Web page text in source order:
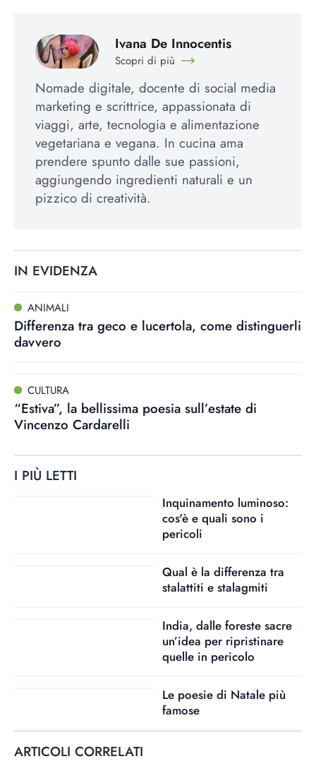
Ivana De Innocentis
Scopri di più
Nomade digitale, docente di social media
marketing e scrittrice, appassionata di
viaggi, arte, tecnologia e alimentazione
vegetariana e vegana. In cucina ama
prendere spunto dalle sue passioni,
aggiungendo ingredienti naturali e un
pizzico di creatività.
IN EVIDENZA
ANIMALI
Differenza tra geco e lucertola, come distinguerli
davvero
CULTURA
“Estiva”, la bellissima poesia sull’estate di
Vincenzo Cardarelli
I PIÙ LETTI
Inquinamento luminoso:
cos'è e quali sono i
pericoli
Qual è la differenza tra
stalattiti e stalagmiti
India, dalle foreste sacre
un’idea per ripristinare
quelle in pericolo
Le poesie di Natale più
famose
ARTICOLI CORRELATI